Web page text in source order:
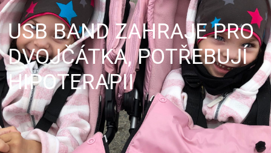
USB BAND ZAHRAJE PRO
DVOJČÁTKA, POTŘEBUJÍ
HIPOTERAPII